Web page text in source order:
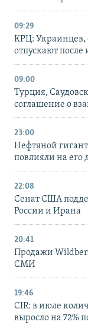
09:29
КРЦ: Украинцев,
отпускают после
09:00
Турция,
соглашение о
23:00
Нефтяной
повлияли на его
22:08
Сенат США
России и Ирана
20:41
Продажи
СМИ
19:46
CIR: в июле
выросло на 72%